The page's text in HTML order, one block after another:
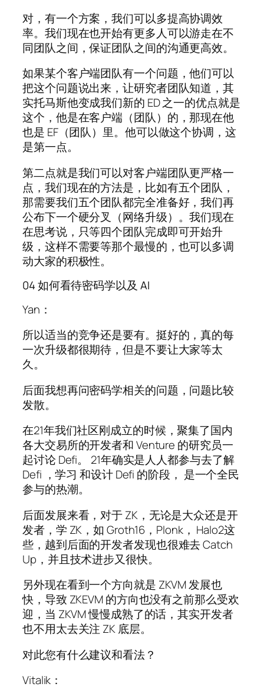
对，有一个方案，我们可以多提高协调效
率。我们现在也开始有更多人可以游走在不
同团队之间，保证团队之间的沟通更高效。
如果某个客户端团队有一个问题，他们可以
把这个问题说出来，让研究者团队知道，其
实托马斯他变成我们新的 ED 之一的优点就是
这个，他是在客户端（团队）的，那现在他
也是 EF（团队）里。他可以做这个协调，这
是第一点。
第二点就是我们可以对客户端团队更严格一
点，我们现在的方法是，比如有五个团队，
那需要我们五个团队都完全准备好，我们再
公布下一个硬分叉（网络升级）。我们现在
在思考说，只等四个团队完成即可开始升
级，这样不需要等那个最慢的，也可以多调
动大家的积极性。
04 如何看待密码学以及 AI
Yan：
所以适当的竞争还是要有。挺好的，真的每
一次升级都很期待，但是不要让大家等太
久。
后面我想再问密码学相关的问题，问题比较
发散。
在21年我们社区刚成立的时候，聚集了国内
各大交易所的开发者和 Venture 的研究员一
起讨论 Defi。 21年确实是人人都参与去了解
Defi ，学习 和设计 Defi 的阶段， 是一个全民
参与的热潮。
后面发展来看，对于 ZK，无论是大众还是开
发者，学 ZK，如 Groth16，Plonk， Halo2这
些，越到后面的开发者发现也很难去 Catch
Up，并且技术进步又很快。
另外现在看到一个方向就是 ZKVM 发展也
快，导致 ZKEVM 的方向也没有之前那么受欢
迎，当 ZKVM 慢慢成熟了的话，其实开发者
也不用太去关注 ZK 底层。
对此您有什么建议和看法？
Vitalik：